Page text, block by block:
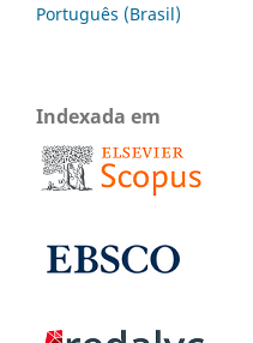
Português (Brasil)
Indexada em